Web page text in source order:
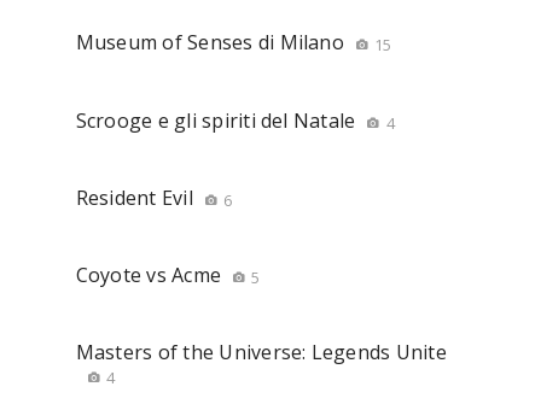
Museum of Senses di Milano 15
Scrooge e gli spiriti del Natale 4
Resident Evil 6
Coyote vs Acme 5
Masters of the Universe: Legends Unite
4